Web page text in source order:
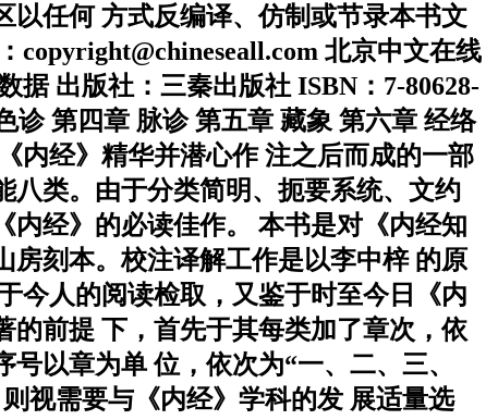
以任何 方式反编译、仿制或节录本书文
北京中文在线
出版社：三秦出版社 ISBN：7-80628-
诊 第四章 脉诊 第五章 藏象 第六章 经络
内经》精华并潜心作 注之后而成的一部
八类。由于分类简明、扼要系统、文约
内经》的必读佳作。 本书是对《内经知
房刻本。校注译解工作是以李中梓 的原
今人的阅读检取，又鉴于时至今日《内
的前提 下，首先于其每类加了章次，依
以章为单 位，依次为“一、二、三、
视需要与《内经》学科的发 展适量选